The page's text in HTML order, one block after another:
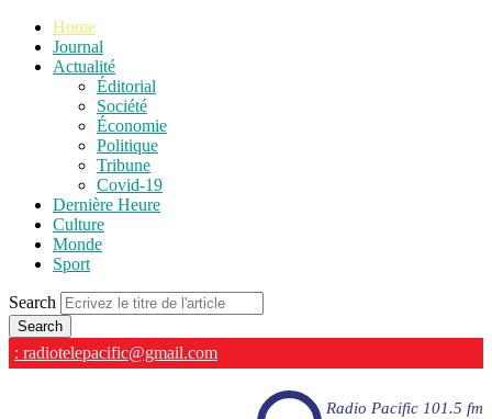
Home
Journal
Actualité
Éditorial
Société
Économie
Politique
Tribune
Covid-19
Dernière Heure
Culture
Monde
Sport
Search
: radiotelepacific@gmail.com
Radio Pacific 101.5 fm